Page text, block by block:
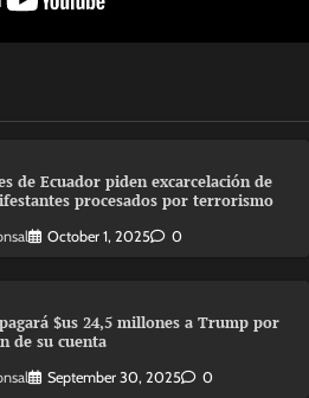
de Ecuador piden excarcelación de
procesados por terrorismo
October 1, 2025 0
$us 24,5 millones a Trump por
de su cuenta
September 30, 2025 0